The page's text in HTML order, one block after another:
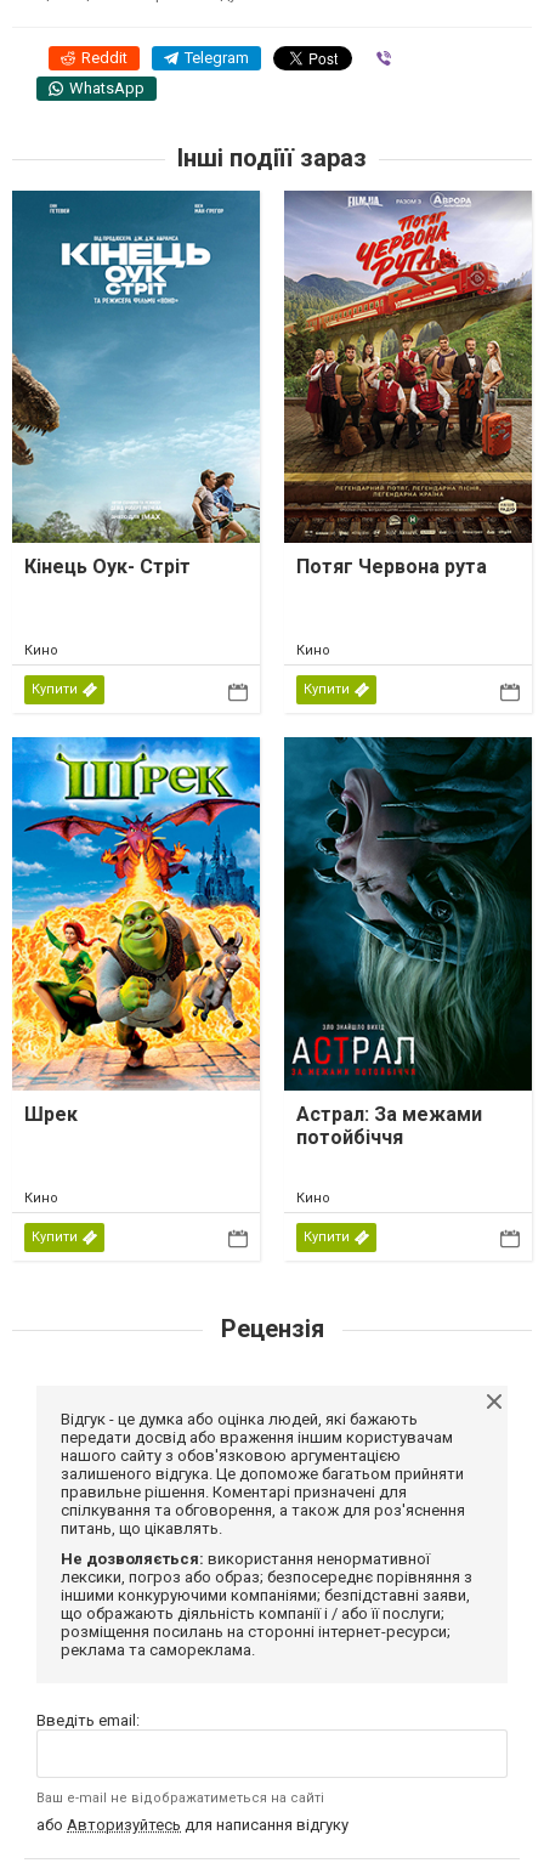
Reddit Telegram
WhatsApp
Інші подіїї зараз
Кінець Оук- Стріт
Кино
Купити
Потяг Червона рута
Кино
Купити
Шрек
Кино
Купити
Астрал: За межами
потойбіччя
Кино
Купити
Рецензія
Відгук - це думка або оцінка людей, які бажають
передати досвід або враження іншим користувачам
нашого сайту з обов'язковою аргументацією
залишеного відгука. Це допоможе багатьом прийняти
правильне рішення. Коментарі призначені для
спілкування та обговорення, а також для роз'яснення
питань, що цікавлять.
Не дозволяється: використання ненормативної
лексики, погроз або образ; безпосереднє порівняння з
іншими конкуруючими компаніями; безпідставні заяви,
що ображають діяльність компанії і / або її послуги;
розміщення посилань на сторонні інтернет-ресурси;
реклама та самореклама.
Введіть email:
Ваш e-mail не відображатиметься на сайті
або Авторизуйтесь для написання відгуку